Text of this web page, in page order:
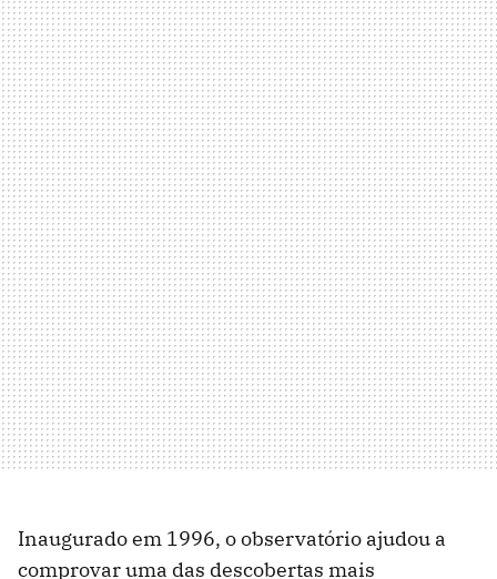
Inaugurado em 1996, o observatório ajudou a
comprovar uma das descobertas mais